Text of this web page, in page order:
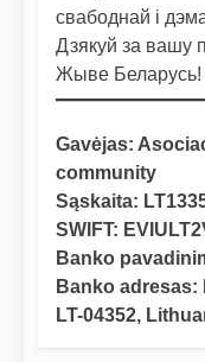
свабоднай і
Дзякуй за вашу
Жыве Беларусь!
Gavėjas:
community
Sąskaita:
SWIFT:
Banko
Banko adresas:
LT-04352,